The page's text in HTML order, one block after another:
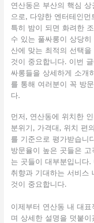
연산동은 부산의 핵심
으로, 다양한 엔터테인
특히 밤이 되면 화려한
수 있는 풀싸롱이 상당
산에 맞는 최적의 선택
것이 중요합니다. 이번
싸롱들을 상세하게 소개
를 통해 여러분이 꼭 방
다.
먼저, 연산동에 위치한
분위기, 가격대, 위치 편
를 기준으로 평가받습니
방문율이 높은 곳들은
는 곳들이 대부분입니다
취향과 기대하는 서비스
것이 중요합니다.
이제부터 연산동 내 대
며 상세한 설명을 덧붙이